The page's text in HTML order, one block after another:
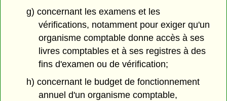
g) concernant les examens et les
vérifications, notamment pour exiger qu'un
organisme comptable donne accès à ses
livres comptables et à ses registres à des
fins d'examen ou de vérification;
h) concernant le budget de fonctionnement
annuel d'un organisme comptable,